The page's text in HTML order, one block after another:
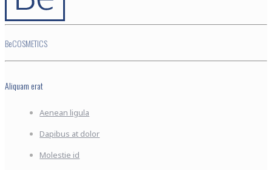
BeCOSMETICS
Aliquam erat
Aenean ligula
Dapibus at dolor
Molestie id